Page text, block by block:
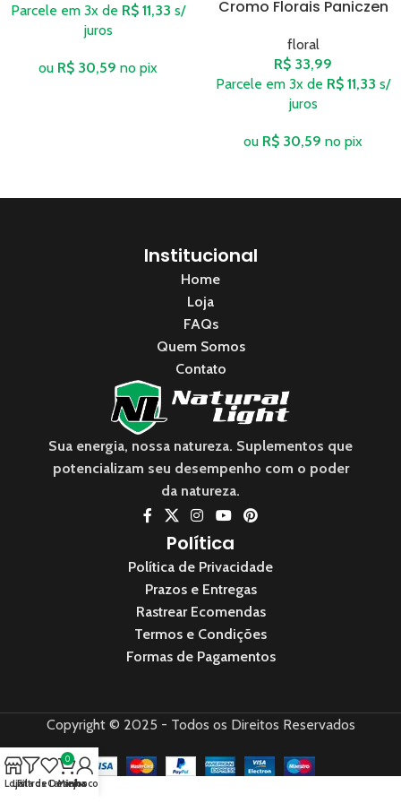
Parcele em 3x de R$ 11,33 s/
juros
ou R$ 30,59 no pix
Cromo Florais Paniczen
floral
R$ 33,99
Parcele em 3x de R$ 11,33 s/
juros
ou R$ 30,59 no pix
Institucional
Home
Loja
FAQs
Quem Somos
Contato
Sua energia, nossa natureza. Suplementos que
potencializam seu desempenho com o poder
da natureza.
Política
Política de Privacidade
Prazos e Entregas
Rastrear Ecomendas
Termos e Condições
Formas de Pagamentos
Copyright © 2025 - Todos os Direitos Reservados
LojaFiltros
Lista de Desejos
0
Carrinho
Minha conta